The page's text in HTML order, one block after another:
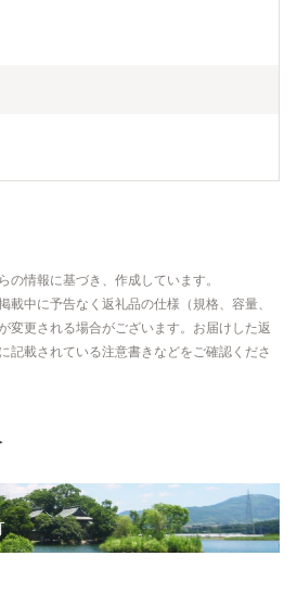
の情報に基づき、作成しています。
載中に予告なく返礼品の仕様（規格、容量、
変更される場合がございます。お届けした返
記載されている注意書きなどをご確認くださ